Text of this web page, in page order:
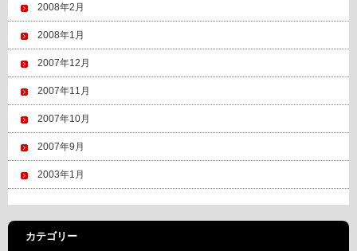
2008年2月
2008年1月
2007年12月
2007年11月
2007年10月
2007年9月
2003年1月
カテゴリー